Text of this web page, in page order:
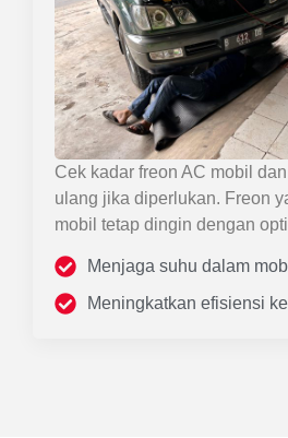
Cek kadar freon AC mobil
ulang jika diperlukan. Freon
mobil tetap dingin dengan
Menjaga suhu dalam
Meningkatkan efisiensi